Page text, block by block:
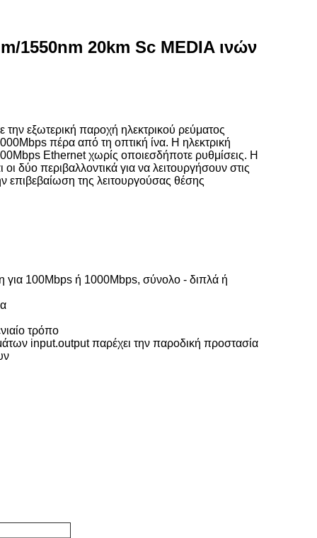
1550nm 20km Sc MEDIA ινών
εξωτερική παροχή ηλεκτρικού ρεύματος
πέρα από τη οπτική ίνα. Η ηλεκτρική
Ethernet χωρίς οποιεσδήποτε ρυθμίσεις. Η
δύο περιβαλλοντικά για να λειτουργήσουν στις
επιβεβαίωση της λειτουργούσας θέσης
για 100Mbps ή 1000Mbps, σύνολο - διπλά ή
τρόπο
input.output παρέχει την παροδική προστασία